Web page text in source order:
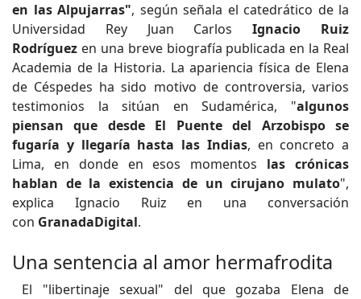
en las Alpujarras", según señala el catedrático de la
Universidad Rey Juan CarlosIgnacio Ruiz
Rodríguez en una breve biografía publicada en la Real
Academia de la Historia. La apariencia física de Elena
de Céspedes ha sido motivo de controversia, varios
testimonios la sitúan en Sudamérica, "algunos
piensan que desde El Puente del Arzobispo se
fugaría y llegaría hasta las Indias, en concreto a
Lima, en donde en esos momentos las crónicas
hablan de la existencia de un cirujano mulato",
explica Ignacio Ruiz en una conversación
con GranadaDigital.
Una sentencia al amor hermafrodita
El "libertinaje sexual" del que gozaba Elena de